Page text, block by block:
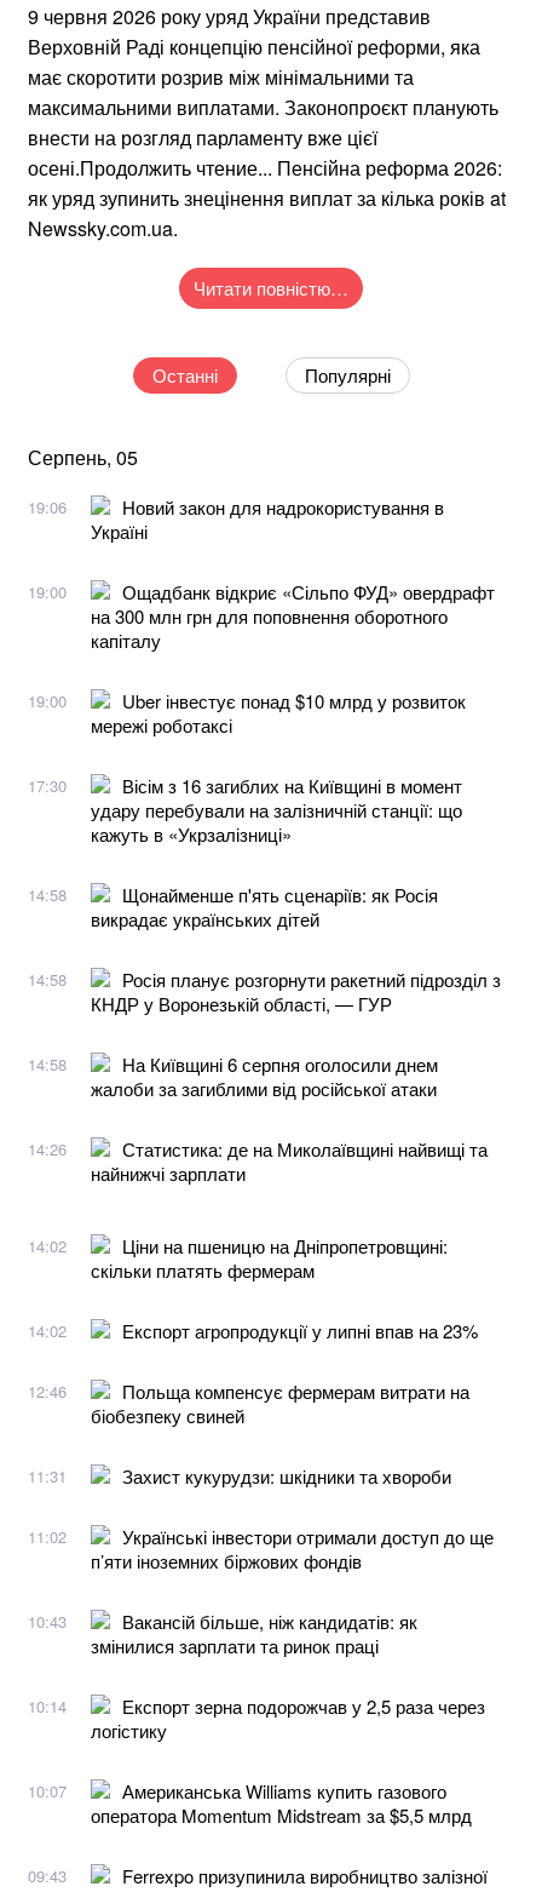
9 червня 2026 року уряд України представив
Верховній Раді концепцію пенсійної реформи, яка
має скоротити розрив між мінімальними та
максимальними виплатами. Законопроєкт планують
внести на розгляд парламенту вже цієї
осені.Продолжить чтение... Пенсійна реформа 2026:
як уряд зупинить знецінення виплат за кілька років at
Newssky.com.ua.
Читати повністю…
Останні Популярні
Серпень, 05
19:06
Новий закон для надрокористування в
Україні
19:00
Ощадбанк відкриє «Сільпо ФУД» овердрафт
на 300 млн грн для поповнення оборотного
капіталу
19:00
Uber інвестує понад $10 млрд у розвиток
мережі роботаксі
17:30
Вісім з 16 загиблих на Київщині в момент
удару перебували на залізничній станції: що
кажуть в «Укрзалізниці»
14:58
Щонайменше п'ять сценаріїв: як Росія
викрадає українських дітей
14:58
Росія планує розгорнути ракетний підрозділ з
КНДР у Воронезькій області, — ГУР
14:58
На Київщині 6 серпня оголосили днем
жалоби за загиблими від російської атаки
14:26
Статистика: де на Миколаївщині найвищі та
найнижчі зарплати
14:02
Ціни на пшеницю на Дніпропетровщині:
скільки платять фермерам
14:02 Експорт агропродукції у липні впав на 23%
12:46
Польща компенсує фермерам витрати на
біобезпеку свиней
11:31 Захист кукурудзи: шкідники та хвороби
11:02
Українські інвестори отримали доступ до ще
п’яти іноземних біржових фондів
10:43
Вакансій більше, ніж кандидатів: як
змінилися зарплати та ринок праці
10:14
Експорт зерна подорожчав у 2,5 раза через
логістику
10:07
Американська Williams купить газового
оператора Momentum Midstream за $5,5 млрд
09:43
Ferrexpo призупинила виробництво залізної